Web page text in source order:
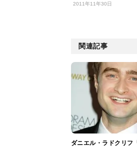
2011年11年30日
関連記事
ダニエル・ラドクリフ